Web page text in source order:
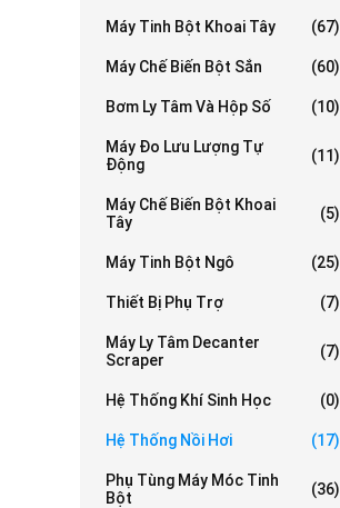
Máy Tinh Bột Khoai Tây (67)
Máy Chế Biến Bột Sắn (60)
Bơm Ly Tâm Và Hộp Số (10)
Máy Đo Lưu Lượng Tự
Động
(11)
Máy Chế Biến Bột Khoai
Tây
(5)
Máy Tinh Bột Ngô (25)
Thiết Bị Phụ Trợ (7)
Máy Ly Tâm Decanter
Scraper
(7)
Hệ Thống Khí Sinh Học (0)
Hệ Thống Nồi Hơi (17)
Phụ Tùng Máy Móc Tinh
Bột
(36)